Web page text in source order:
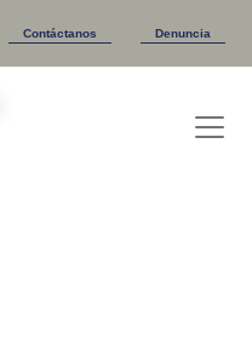
Contáctanos Denuncia